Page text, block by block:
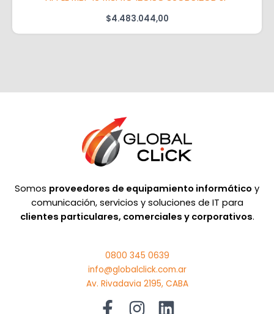
$4.483.044,00
Somos proveedores de equipamiento informático y
comunicación, servicios y soluciones de IT para
clientes particulares, comerciales y corporativos.
0800 345 0639
info@globalclick.com.ar
Av. Rivadavia 2195, CABA